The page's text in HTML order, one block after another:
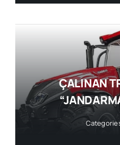
ÇALINAN